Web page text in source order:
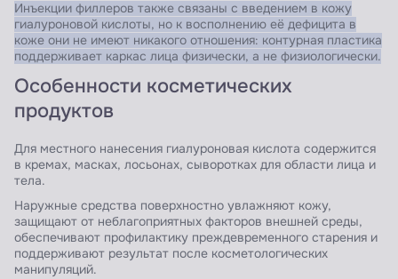
Инъекции филлеров также связаны с введением в кожу
гиалуроновой кислоты, но к восполнению её дефицита в
коже они не имеют никакого отношения: контурная пластика
поддерживает каркас лица физически, а не физиологически.
Особенности косметических
продуктов
Для местного нанесения гиалуроновая кислота содержится
в кремах, масках, лосьонах, сыворотках для области лица и
тела.
Наружные средства поверхностно увлажняют кожу,
защищают от неблагоприятных факторов внешней среды,
обеспечивают профилактику преждевременного старения и
поддерживают результат после косметологических
манипуляций.